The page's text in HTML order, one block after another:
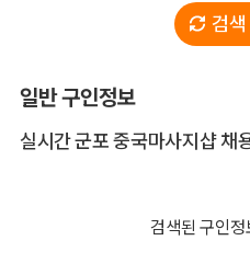
검
일반 구인정보
실시간 군포 중국마사지샵 채
검색된 구인